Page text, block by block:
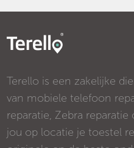
Terello is een zakelijke
van mobiele telefoon
reparatie, Zebra
jou op locatie je toestel